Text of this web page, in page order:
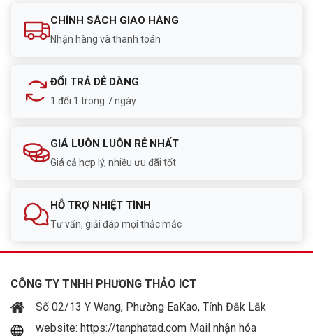
CHÍNH SÁCH GIAO HÀNG
Nhận hàng và thanh toán
ĐỔI TRẢ DỄ DÀNG
1 đổi 1 trong 7 ngày
GIÁ LUÔN LUÔN RẺ NHẤT
Giá cả hợp lý, nhiều ưu đãi tốt
HỖ TRỢ NHIỆT TÌNH
Tư vấn, giải đáp mọi thắc mắc
CÔNG TY TNHH PHƯƠNG THẢO ICT
Số 02/13 Y Wang, Phường EaKao, Tỉnh Đắk Lắk
website: https://tanphatad.com Mail nhận hóa